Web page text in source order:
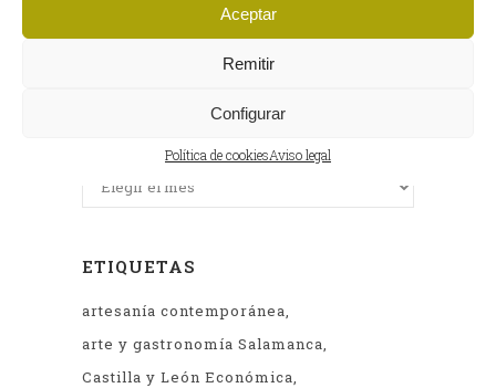
Aceptar
Remitir
Configurar
Política de cookiesAviso legal
anteriores
ETIQUETAS
artesanía contemporánea
arte y gastronomía Salamanca
Castilla y León Económica